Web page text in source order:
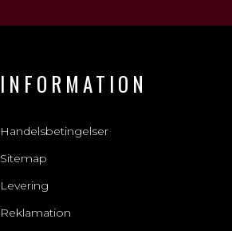
INFORMATION
Handelsbetingelser
Sitemap
Levering
Reklamation